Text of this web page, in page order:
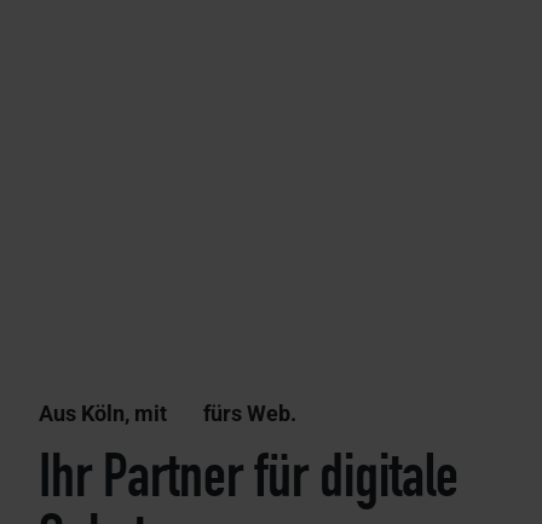
Ihr Partner für digitale
Aus Köln, mit fürs Web.